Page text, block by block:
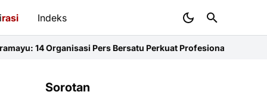
rasi Indeks
Pers Bersatu Perkuat Profesionalisme dan KEJDiduga Sunat
Sorotan